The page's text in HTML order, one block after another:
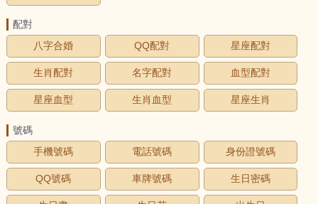
配對
八字合婚
QQ配對 星座配對
生肖配對 名字配對 血型配對
星座血型 生肖血型 星座生肖
號碼
手機號碼
電話號碼 身份證號碼
QQ號碼 車牌號碼 生日密碼